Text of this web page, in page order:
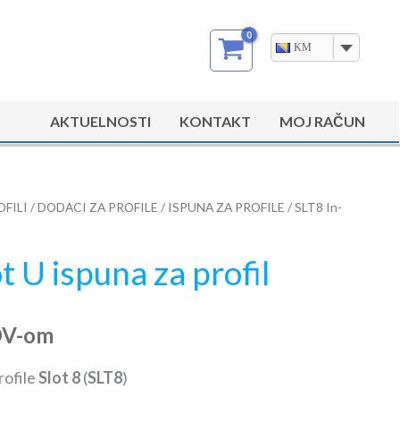
KM
AKTUELNOSTI KONTAKT MOJ RAČUN
/DODACI ZA PROFILE / ISPUNA ZA PROFILE / SLT8 In-
U ispuna za profil
om
Slot 8(SLT8)